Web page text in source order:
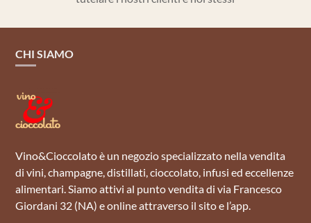
CHI SIAMO
Vino&Cioccolato è un negozio specializzato nella vendita
di vini, champagne, distillati, cioccolato, infusi ed eccellenze
alimentari. Siamo attivi al punto vendita di via Francesco
Giordani 32 (NA) e online attraverso il sito e l’app.